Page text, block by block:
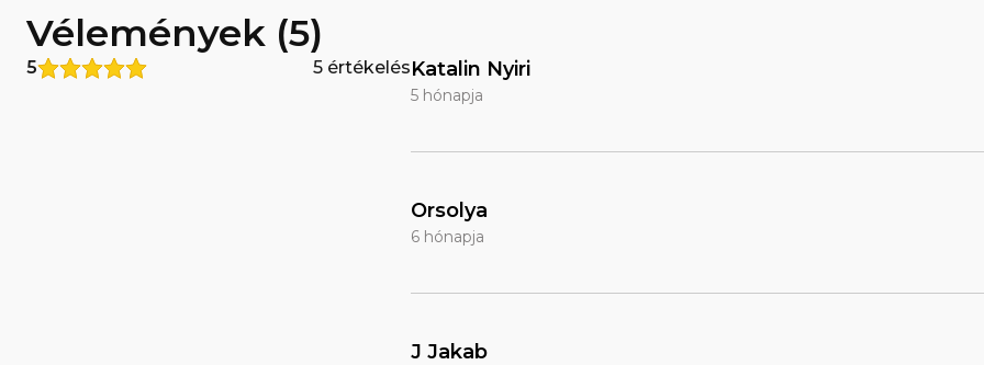
Vélemények (5)
5 5 értékelésKatalin Nyiri
5 hónapja
Orsolya
6 hónapja
J Jakab